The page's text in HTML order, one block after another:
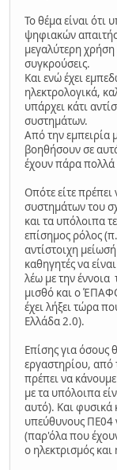
Το θέμα είναι ότι
ψηφιακών
μεγαλύτερη χρήση
συγκρούσεις.
Και ενώ έχει
ηλεκτρολογικά,
υπάρχει κάτι
συστημάτων.
Από την
βοηθήσουν σε
έχουν πάρα πολλά
Οπότε είτε
συστημάτων του
και τα υπόλοιπα
επίσημος ρόλος
αντίστοιχη
καθηγητές να
λέω με την έννοια
μισθό και ο
έχει λήξει τώρα
Ελλάδα 2.0).
Επίσης για όσους
εργαστηρίου, από
πρέπει να
με τα υπόλοιπα
αυτό). Και φυσικά
υπεύθυνους ΠΕ04
(παρ'όλα που
ο ηλεκτρισμός και